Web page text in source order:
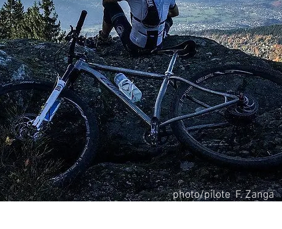
photo/pilote F. Zanga